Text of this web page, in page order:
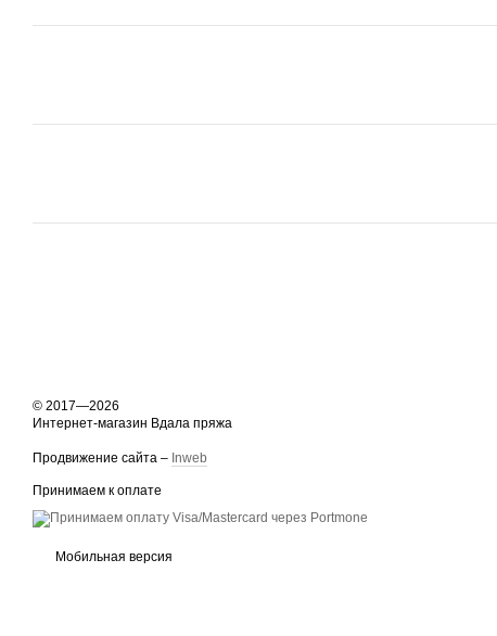
© 2017—2026
Интернет-магазин Вдала пряжа
Продвижение сайта – Inweb
Принимаем к оплате
Мобильная версия